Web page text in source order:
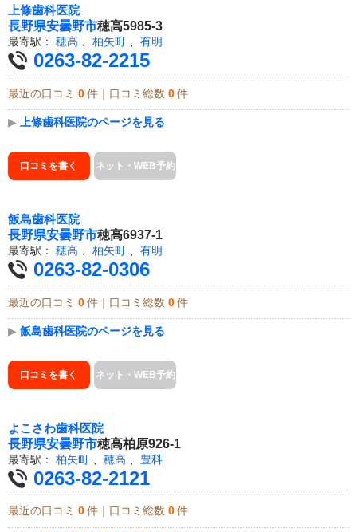
上條歯科医院
長野県安曇野市穂高5985-3
最寄駅： 穂高 、 柏矢町 、 有明
0263-82-2215
最近の口コミ 0 件｜口コミ総数 0 件
▶ 上條歯科医院のページを見る
口コミを書く ネット・WEB予約
飯島歯科医院
長野県安曇野市穂高6937-1
最寄駅： 穂高 柏矢町 有明
0263-82-0306
最近の口コミ 0 件｜口コミ総数 0 件
▶ 飯島歯科医院のページを見る
口コミを書く ネット・WEB予約
よこさわ歯科医院
長野県安曇野市穂高柏原926-1
最寄駅： 柏矢町 穂高 豊科
0263-82-2121
最近の口コミ 0 件｜口コミ総数 0 件